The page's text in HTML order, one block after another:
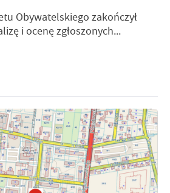
Obywatelskiego zakończył
i ocenę zgłoszonych...